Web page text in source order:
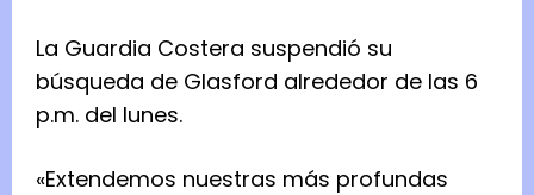
La Guardia Costera suspendió su
búsqueda de Glasford alrededor de las 6
p.m. del lunes.
«Extendemos nuestras más profundas